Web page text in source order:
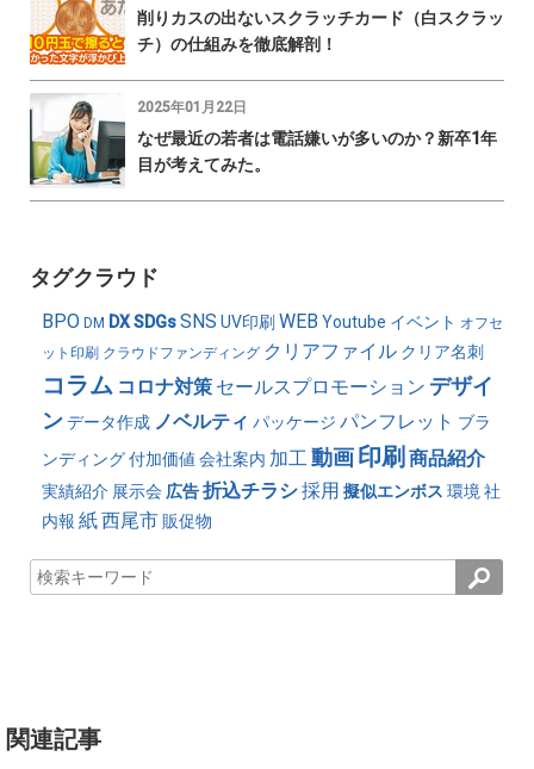
削りカスの出ないスクラッチカード（白スクラッ
チ）の仕組みを徹底解剖！
2025年01月22日
なぜ最近の若者は電話嫌いが多いのか？新卒1年
目が考えてみた。
タグクラウド
BPO DM DXSDGsSNS UV印刷 WEB Youtube イベント オフセ
ット印刷 クラウドファンディング クリアファイル クリア名刺
コラム コロナ対策 セールスプロモーション デザイ
ンデータ作成 ノベルティ パッケージ パンフレット ブラ
ンディング付加価値 会社案内 加工動画印刷 商品紹介
実績紹介 展示会 広告折込チラシ採用 擬似エンボス 環境社
内報 紙西尾市販促物
関連記事